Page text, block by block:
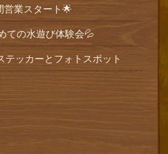
営業スタート🌟
ての水遊び体験会💦
テッカーとフォトスポット